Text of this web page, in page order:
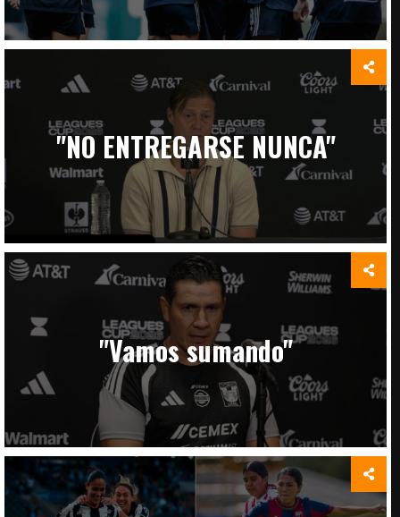
"NO ENTREGARSE NUNCA"
"Vamos sumando"